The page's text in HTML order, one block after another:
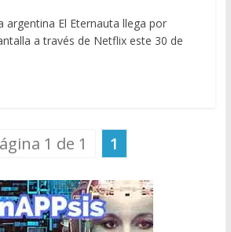
argentina El Eternauta llega por
a través de Netflix este 30 de
1 de 1 1